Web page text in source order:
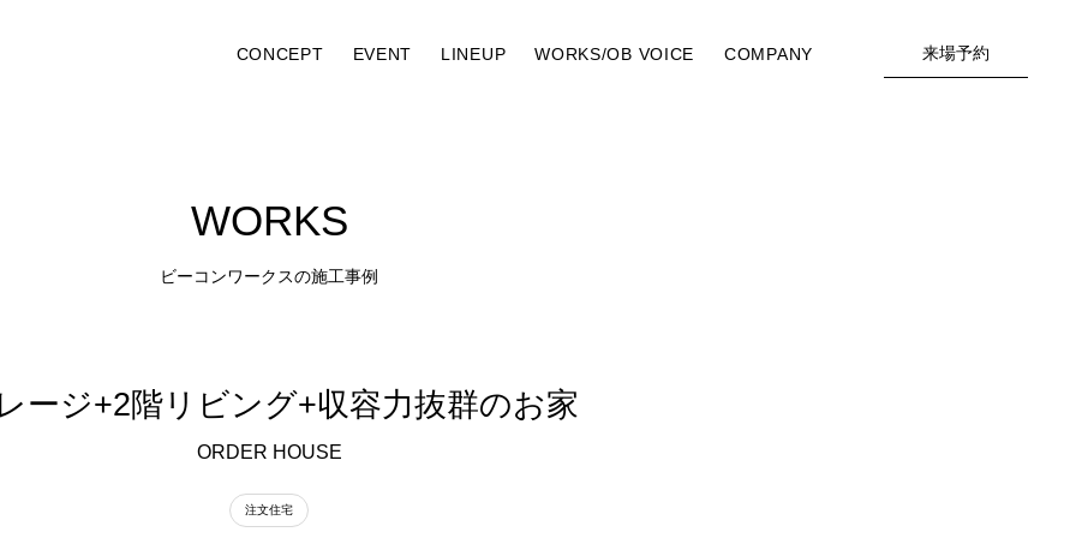
CONCEPT EVENT LINEUP WORKS/OB VOICE COMPANY 来場予約
WORKS
ビーコ ンワーク スの施工事例
ージ+2階リビング+収容力抜群のお家
ORDER HOUSE
注文住宅